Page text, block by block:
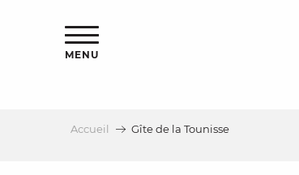
MENU
Accueil Gîte de la Tounisse